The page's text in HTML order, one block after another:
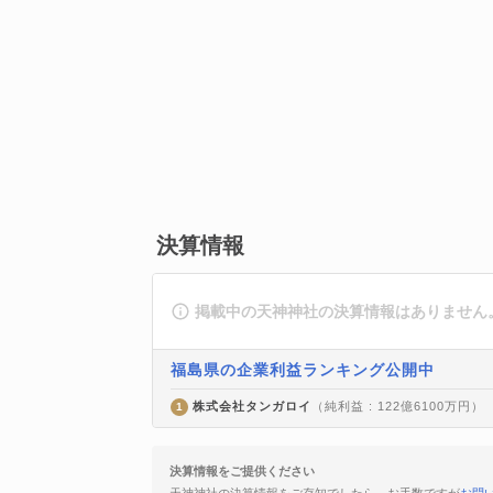
決算情報
掲載中の天神神社の決算情報はありません
福島県の企業利益ランキング公開中
1 株式会社タンガロイ （純利益 : 122億6100万円）
決算情報をご提供ください